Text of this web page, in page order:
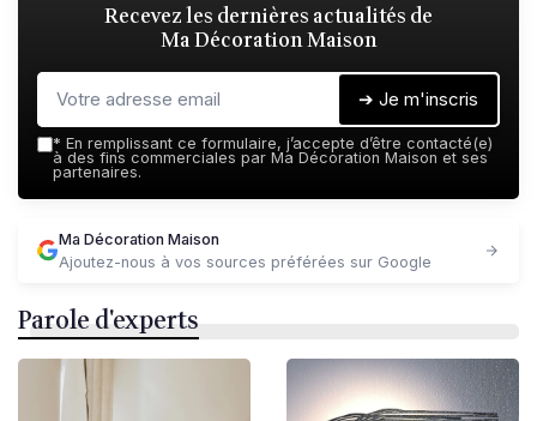
Recevez les dernières actualités de
Ma Décoration Maison
➔ Je m'inscris
* En remplissant ce formulaire, j’accepte d’être contacté(e)
à des fins commerciales par Ma Décoration Maison et ses
partenaires.
Ma Décoration Maison
Ajoutez-nous à vos sources préférées sur Google
Parole d'experts